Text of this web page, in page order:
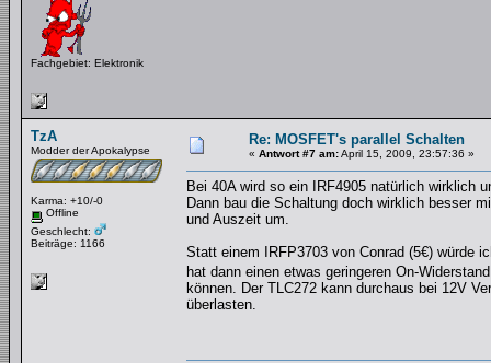
Fachgebiet: Elektronik
TzA
Modder der Apokalypse
Karma: +10/-0
Offline
Geschlecht:
Beiträge: 1166
Re: MOSFET's parallel Schalten
« Antwort #7 am:April 15, 2009, 23:57:36 »
Bei 40A wird so ein IRF4905 natürlich wirklich
Dann bau die Schaltung doch wirklich besser
und Auszeit um.
Statt einem IRFP3703 von Conrad (5€) würde
hat dann einen etwas geringeren On-
können. Der TLC272 kann durchaus bei 12V
überlasten.